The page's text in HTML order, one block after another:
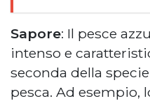
Sapore: Il pesce
intenso e
seconda della
pesca. Ad esempio,